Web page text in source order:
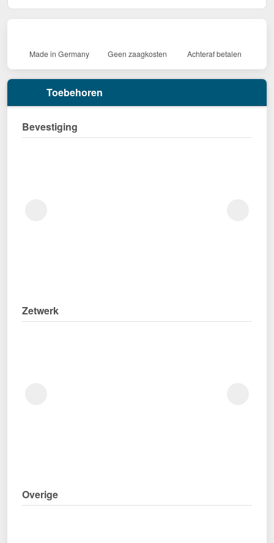
Made in Germany Geen zaagkosten Achteraf betalen
Toebehoren
Bevestiging
Zetwerk
Overige